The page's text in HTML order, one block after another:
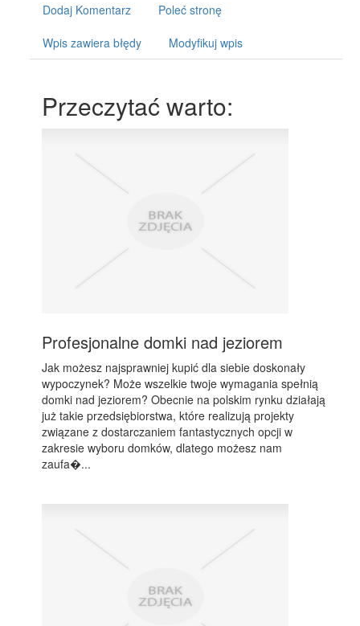
Dodaj Komentarz Poleć stronę
Wpis zawiera błędy Modyfikuj wpis
Przeczytać warto:
Profesjonalne domki nad jeziorem
Jak możesz najsprawniej kupić dla siebie doskonały
wypoczynek? Może wszelkie twoje wymagania spełnią
domki nad jeziorem? Obecnie na polskim rynku działają
już takie przedsiębiorstwa, które realizują projekty
związane z dostarczaniem fantastycznych opcji w
zakresie wyboru domków, dlatego możesz nam
zaufa�...